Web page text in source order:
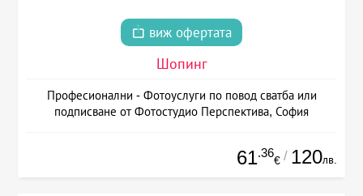
виж офертата
Шопинг
Професионални - Фотоуслуги по повод сватба или
подписване от Фотостудио Перспектива, София
61.36
€ / 120лв.